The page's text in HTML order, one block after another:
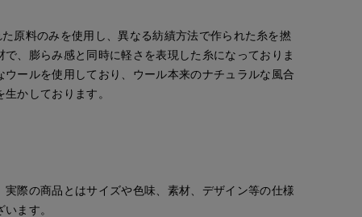
宇都宮東武7-IDconcept./INED
149 cm
那覇メインプレイスI.T.'S.international
157 cm
那覇メインプレイス
157
cm
原料のみを使用し、異なる紡績方法で作られた糸を撚
で、膨らみ感と同時に軽さを表現した糸になっておりま
ールを使用しており、ウール本来のナチュラルな風合
かしております。
実際の商品とはサイズや色味、素材、デザイン等の仕様
ます。